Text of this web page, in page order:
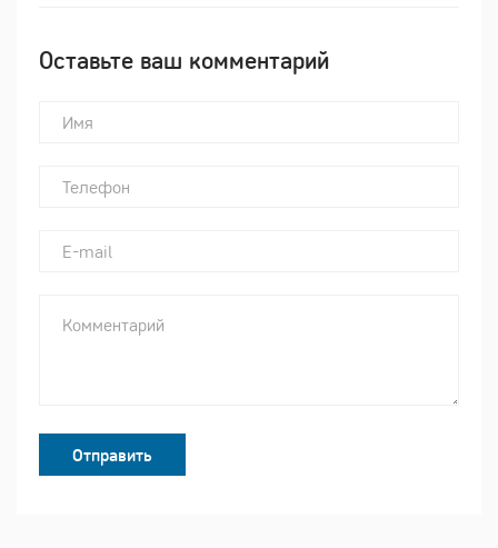
Оставьте ваш комментарий
Отправить